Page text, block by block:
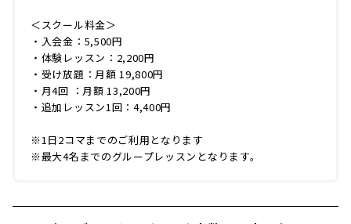
＜スクール料金＞
・入会金：5,500円
・体験レッスン：2,200円
・受け放題：月額 19,800円
・月4回 ：月額 13,200円
・追加レッスン1回：4,400円
※1日2コマまでのご利用となります
※最大4名までのグループレッスンとなります。